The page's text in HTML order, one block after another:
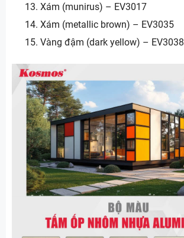
Xám (munirus) – EV3017
Xám (metallic brown) – EV3035
Vàng đậm (dark yellow) – EV3038